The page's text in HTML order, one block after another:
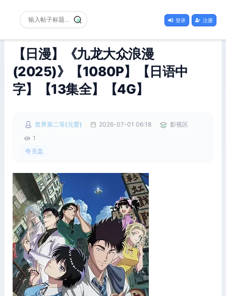
登录 注册
【日漫】《九龙大众浪漫
(2025)》【1080P】【日语中
字】【13集全】【4G】
世界第二等(元婴) 2026-07-01 06:18
影视区
1
夸克盘